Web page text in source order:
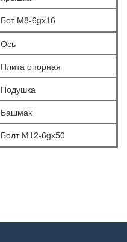
Бот М8-6gх16
Ось
Плита опорная
Подушка
Башмак
Болт М12-6gх50